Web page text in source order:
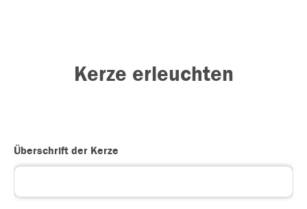
Kerze erleuchten
Überschrift der Kerze